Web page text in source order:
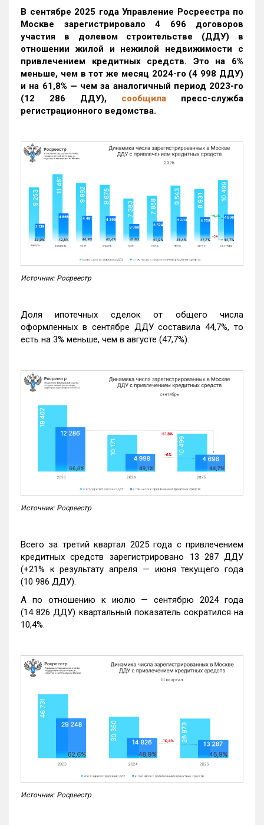
В сентябре 2025 года Управление Росреестра по
Москве зарегистрировало 4 696 договоров
участия в долевом строительстве (ДДУ) в
отношении жилой и нежилой недвижимости с
привлечением кредитных средств. Это на 6%
меньше, чем в тот же месяц 2024-го (4 998 ДДУ)
и на 61,8% — чем за аналогичный период 2023-го
(12 286 ДДУ), сообщила пресс-служба
регистрационного ведомства.
Источник: Росреестр
Доля ипотечных сделок от общего числа
оформленных в сентябре ДДУ составила 44,7%, то
есть на 3% меньше, чем в августе (47,7%).
Источник: Росреестр
Всего за третий квартал 2025 года с привлечением
кредитных средств зарегистрировано 13 287 ДДУ
(+21% к результату апреля — июня текущего года
(10 986 ДДУ).
А по отношению к июлю — сентябрю 2024 года
(14 826 ДДУ) квартальный показатель сократился на
10,4%.
Источник: Росреестр